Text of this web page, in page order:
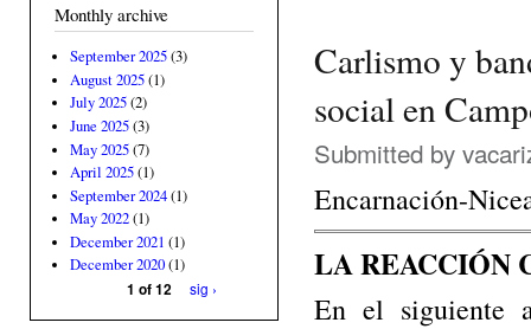
Monthly archive
September 2025(3)
August 2025(1)
July 2025(2)
June 2025(3)
May 2025(7)
April 2025(1)
September 2024(1)
May 2022(1)
December 2021 (1)
December 2020(1)
1 of 12
sig ›
Carlismo y
social en
Submitted by
Encarnación-
LA REACCIÓN
En el siguiente